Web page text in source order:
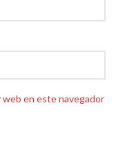
en este navegador